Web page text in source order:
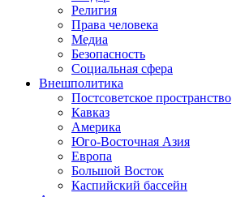
Религия
Права человека
Медиа
Безопасность
Социальная сфера
Внешполитика
Постсоветское пространство
Кавказ
Америка
Юго-Восточная Азия
Европа
Большой Восток
Каспийский бассейн